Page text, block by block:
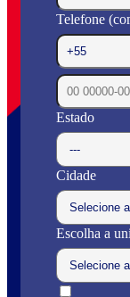
Telefone
Estado
Cidade
Escolha a